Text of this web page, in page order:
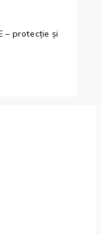
– protecție și